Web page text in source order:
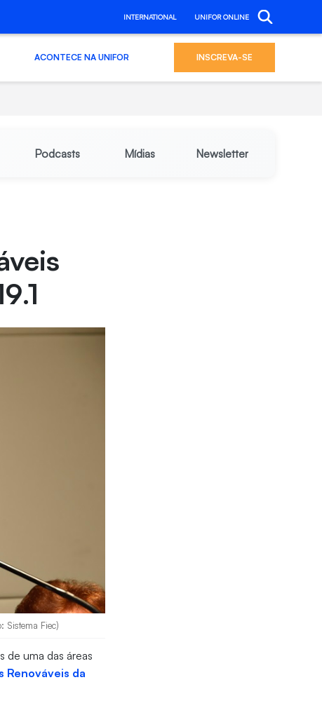
INTERNATIONAL UNIFOR ONLINE
ACONTECE NA UNIFOR INSCREVA-SE
Podcasts Mídias Newsletter
Sistema Fiec)
uma das áreas
Renováveis da